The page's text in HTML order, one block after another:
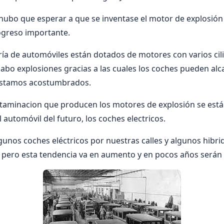
que esperar a que se inventase el motor de
importante.
de automóviles están dotados de motores con varios
explosiones gracias a las cuales los coches pueden
acostumbrados.
que producen los motores de explosión se
automóvil del futuro, los coches electricos.
coches eléctricos por nuestras calles y algunos
esta tendencia va en aumento y en pocos años